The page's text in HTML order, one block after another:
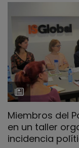
Miembros del
en un taller
incidencia